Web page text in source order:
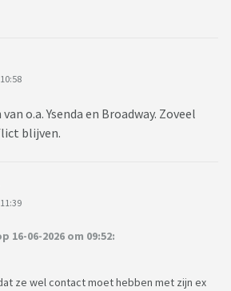
o.a. Ysenda en Broadway. Zoveel
blijven.
16-06-2026 om 09:52:
ze wel contact moet hebben met zijn ex